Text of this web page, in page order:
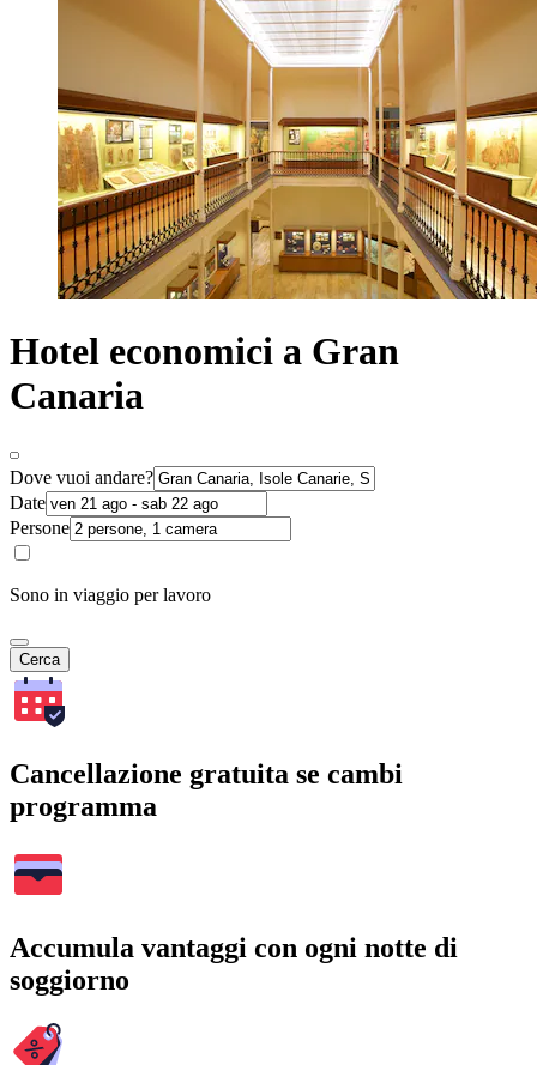
Hotel economici a Gran
Canaria
Dove vuoi andare?
Date
Persone
Sono in viaggio per lavoro
Cerca
Cancellazione gratuita se cambi
programma
Accumula vantaggi con ogni notte di
soggiorno